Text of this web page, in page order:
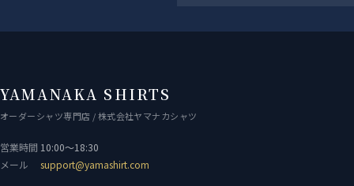
YAMANAKA SHIRTS
オーダーシャツ専門店 / 株式会社ヤマナカシャツ
営業時間 10:00〜18:30
メール
support@yamashirt.com